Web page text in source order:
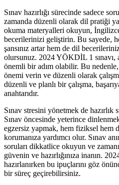
Sınav hazırlığı sürecinde sadece
zamanda düzenli olarak dil pratiği
okuma materyalleri okuyun,
becerilerinizi geliştirin. Bu sayede,
şansınız artar hem de dil
olursunuz. 2024 YÖKDİL 1
önemli bir adım olabilir. Bu nedenle,
önemi verin ve düzenli olarak
düzenli ve planlı bir çalışma,
anahtarıdır.
Sınav stresini yönetmek de hazırlık
Sınav öncesinde yeterince
egzersiz yapmak, hem fiziksel hem
korumanıza yardımcı olur. Sınav
soruları dikkatlice okuyun ve
güvenin ve hazırlığınıza inanın.
hazırlanırken bu ipuçlarını göz
bir süreç geçirebilirsiniz.